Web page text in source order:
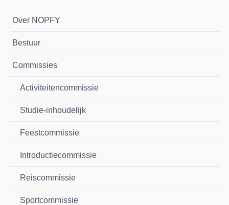
Over NOPFY
Bestuur
Commissies
Activiteitencommissie
Studie-inhoudelijk
Feestcommissie
Introductiecommissie
Reiscommissie
Sportcommissie